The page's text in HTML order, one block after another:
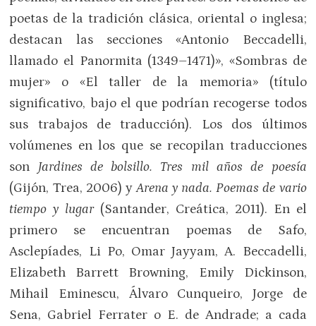
poetas de la tradición clásica, oriental o inglesa;
destacan las secciones «Antonio Beccadelli,
llamado el Panormita (1349–1471)», «Sombras de
mujer» o «El taller de la memoria» (título
significativo, bajo el que podrían recogerse todos
sus trabajos de traducción). Los dos últimos
volúmenes en los que se recopilan traducciones
son Jardines de bolsillo. Tres mil años de poesía
(Gijón, Trea, 2006) yArena y nada. Poemas de vario
tiempo y lugar(Santander, Creática, 2011). En el
primero se encuentran poemas de Safo,
Asclepíades, Li Po, Omar Jayyam, A. Beccadelli,
Elizabeth Barrett Browning, Emily Dickinson,
Mihail Eminescu, Álvaro Cunqueiro, Jorge de
Sena, Gabriel Ferrater o E. de Andrade; a cada